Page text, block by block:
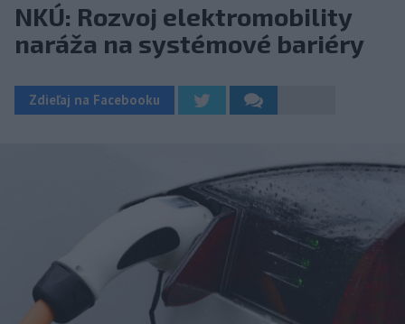
NKÚ: Rozvoj elektromobility
naráža na systémové bariéry
Zdieľaj na Facebooku